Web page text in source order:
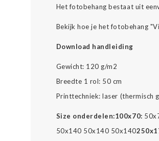
Het fotobehang bestaat uit
Bekijk hoe je het fotobehang
Download handleiding
Gewicht: 120 g/m2
Breedte 1 rol: 50 cm
Printtechniek: laser (thermisch
Size onderdelen:100x70:
50x140 50x140 50x140